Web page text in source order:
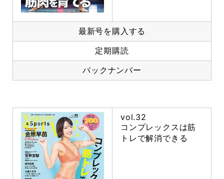
最新号を購入する
定期購読
バックナンバー
vol.32
コンプレックスは筋
トレで解消できる